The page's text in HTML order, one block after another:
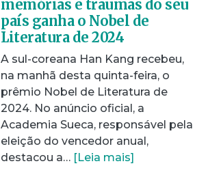
memórias e traumas do seu
país ganha o Nobel de
Literatura de 2024
A sul-coreana Han Kang recebeu,
na manhã desta quinta-feira, o
prêmio Nobel de Literatura de
2024. No anúncio oficial, a
Academia Sueca, responsável pela
eleição do vencedor anual,
destacou a… [Leia mais]